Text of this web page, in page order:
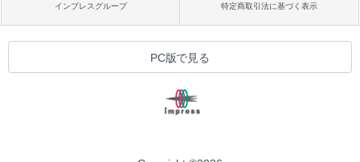
インプレスグループ 特定商取引法に基づく表示
PC版で見る